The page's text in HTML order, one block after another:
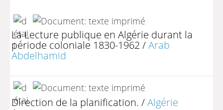
La Lecture publique en Algérie durant la
période coloniale 1830-1962 /Arab
Abdelhamid
Direction de la planification. /Algérie